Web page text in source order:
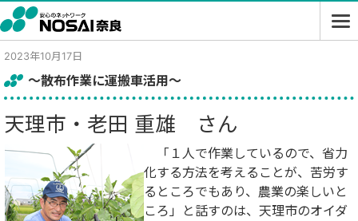
2023年10月17日
～散布作業に運搬車活用～
天理市・老田 重雄 さん
「１人で作業しているので、省力
化する方法を考えることが、苦労す
るところでもあり、農業の楽しいと
ころ」と話すのは、天理市のオイダ